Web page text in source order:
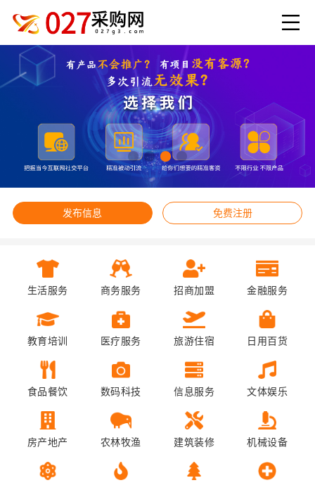
发布信息 免费注册
生活服务 商务服务 招商加盟 金融服务
教育培训 医疗服务 旅游住宿 日用百货
食品餐饮 数码科技 信息服务 文体娱乐
房产地产 农林牧渔 建筑装修 机械设备